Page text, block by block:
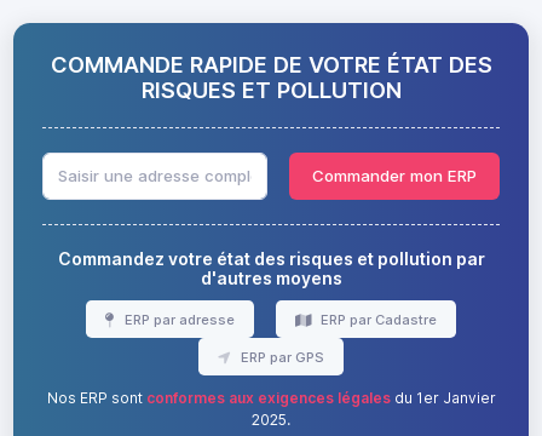
COMMANDE RAPIDE DE VOTRE ÉTAT DES
RISQUES ET POLLUTION
Commander mon ERP
Commandez votre état des risques et pollution par
d'autres moyens
ERP par adresse ERP par Cadastre
ERP par GPS
Nos ERP sont conformes aux exigences légalesdu 1er Janvier
2025.